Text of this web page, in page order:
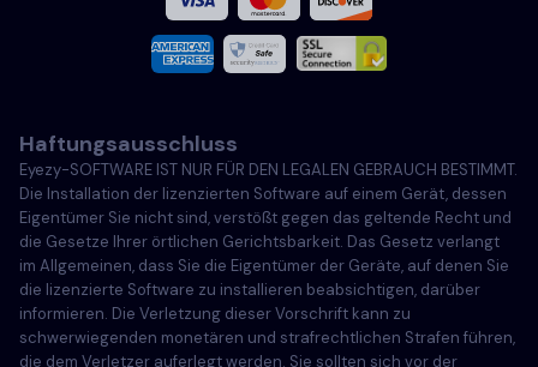
Französisch
Italiano
Português
Türkçe
Polski
Haftungsausschluss
Eyezy-SOFTWARE IST NUR FÜR DEN LEGALEN GEBRAUCH BESTIMMT.
Die Installation der lizenzierten Software auf einem Gerät, dessen
Eigentümer Sie nicht sind, verstößt gegen das geltende Recht und
die Gesetze Ihrer örtlichen Gerichtsbarkeit. Das Gesetz verlangt
im Allgemeinen, dass Sie die Eigentümer der Geräte, auf denen Sie
die lizenzierte Software zu installieren beabsichtigen, darüber
informieren. Die Verletzung dieser Vorschrift kann zu
schwerwiegenden monetären und strafrechtlichen Strafen führen,
die dem Verletzer auferlegt werden. Sie sollten sich vor der